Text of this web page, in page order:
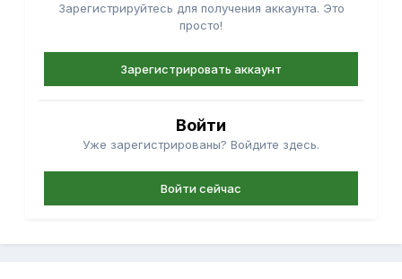
Зарегистрируйтесь для получения аккаунта. Это
просто!
Зарегистрировать аккаунт
Войти
Уже зарегистрированы? Войдите здесь.
Войти сейчас